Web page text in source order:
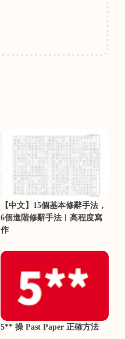
【中文】15個基本修辭手法，
6個進階修辭手法︳高程度寫
作
5** 操 Past Paper 正確方法